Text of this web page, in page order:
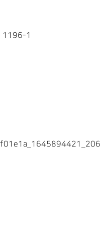
1196-1